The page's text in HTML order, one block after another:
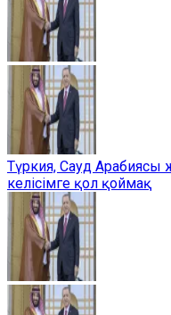
Түркия, Сауд Арабиясы
келісімге қол қоймақ